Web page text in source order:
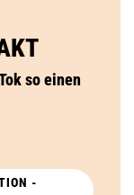
so einen
-